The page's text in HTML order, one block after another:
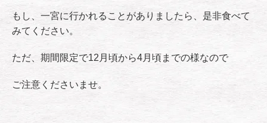
もし、一宮に行かれることがありましたら、是非食べて
みてください。
ただ、期間限定で12月頃から4月頃までの様なので
ご注意くださいませ。